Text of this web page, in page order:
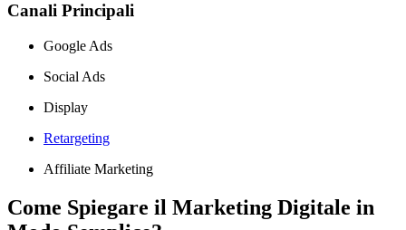
Canali Principali
Google Ads
Social Ads
Display
Retargeting
Affiliate Marketing
Come Spiegare il Marketing Digitale in